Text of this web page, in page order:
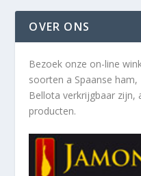
OVER ONS
Bezoek onze on-line
soorten a Spaanse
Bellota verkrijgbaar zijn,
producten.